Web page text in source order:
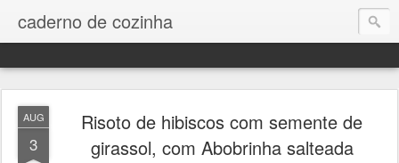
caderno de cozinha
AUG
3
Risoto de hibiscos com semente de
girassol, com Abobrinha salteada